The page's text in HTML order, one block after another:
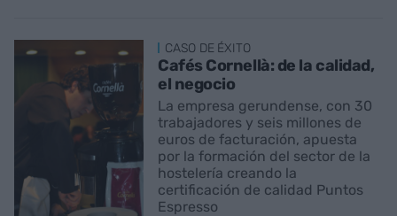
CASO DE ÉXITO
Cafés Cornellà: de la calidad,
el negocio
La empresa gerundense, con 30
trabajadores y seis millones de
euros de facturación, apuesta
por la formación del sector de la
hostelería creando la
certificación de calidad Puntos
Espresso